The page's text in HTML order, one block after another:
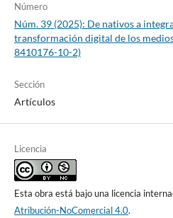
Número
Núm. 39 (2025): De nativos a
transformación digital de los
8410176-10-2)
Sección
Artículos
Licencia
Esta obra está bajo una licencia
Atribución-NoComercial 4.0.